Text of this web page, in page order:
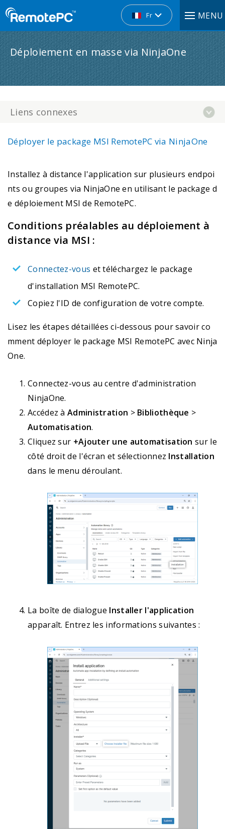
Fr MENU
Déploiement en masse via NinjaOne
Liens connexes
Déployer le package MSI RemotePC via NinjaOne
Installez à distance l'application sur plusieurs endpoi
nts ou groupes via NinjaOne en utilisant le package d
e déploiement MSI de RemotePC.
Conditions préalables au déploiement à
distance via MSI :
Connectez-vous et téléchargez le package
d'installation MSI RemotePC.
Copiez l'ID de configuration de votre compte.
Lisez les étapes détaillées ci-dessous pour savoir co
mment déployer le package MSI RemotePC avec Ninja
One.
Connectez-vous au centre d'administration
NinjaOne.
Accédez à Administration > Bibliothèque >
Automatisation.
Cliquez sur +Ajouter une automatisation sur le
côté droit de l'écran et sélectionnez Installation
dans le menu déroulant.
La boîte de dialogue Installer l'application
apparaît. Entrez les informations suivantes :